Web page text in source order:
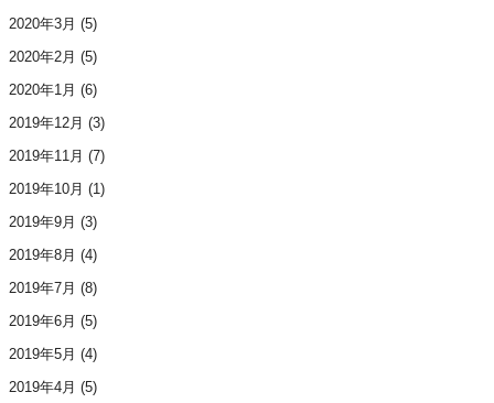
2020年3月 (5)
2020年2月 (5)
2020年1月 (6)
2019年12月 (3)
2019年11月 (7)
2019年10月 (1)
2019年9月 (3)
2019年8月 (4)
2019年7月 (8)
2019年6月 (5)
2019年5月 (4)
2019年4月 (5)